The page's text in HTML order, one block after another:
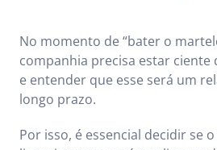
No momento de “bater o
companhia precisa estar ciente
e entender que esse será um
longo prazo.
Por isso, é essencial decidir se